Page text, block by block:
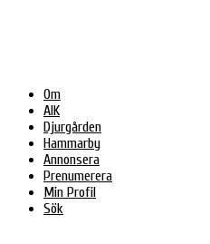
Om
AIK
Djurgården
Hammarby
Annonsera
Prenumerera
Min Profil
Sök